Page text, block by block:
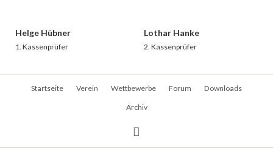
Helge Hübner
1. Kassenprüfer
Lothar Hanke
2. Kassenprüfer
Navigation
Startseite Verein Wettbewerbe Forum Downloads
Archiv